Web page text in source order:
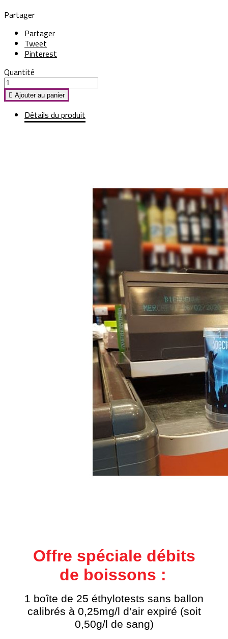
Partager
Partager
Tweet
Pinterest
Quantité
 Ajouter au panier
Détails du produit
Offre spéciale débits
de boissons :
1 boîte de 25 éthylotests sans ballon
calibrés à 0,25mg/l d’air expiré (soit
0,50g/l de sang)